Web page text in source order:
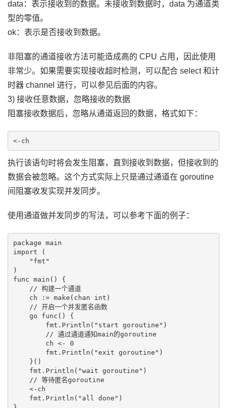
data：表示接收到的数据。未接收到数据时，data 为通道类
型的零值。
ok：表示是否接收到数据。
非阻塞的通道接收方法可能造成高的 CPU 占用，因此使用
非常少。如果需要实现接收超时检测，可以配合 select 和计
时器 channel 进行，可以参见后面的内容。
3) 接收任意数据，忽略接收的数据
阻塞接收数据后，忽略从通道返回的数据，格式如下：
执行该语句时将会发生阻塞，直到接收到数据，但接收到的
数据会被忽略。这个方式实际上只是通过通道在 goroutine
间阻塞收发实现并发同步。
使用通道做并发同步的写法，可以参考下面的例子：
package main
import (
    "fmt"
)
func main() {
    // 构建一个通道
    ch := make(chan int)
    // 开启一个并发匿名函数
    go func() {
        fmt.Println("start goroutine")
        // 通过通道通知main的goroutine
        ch <- 0
        fmt.Println("exit goroutine")
    }()
    fmt.Println("wait goroutine")
    // 等待匿名goroutine
    <-ch
    fmt.Println("all done")